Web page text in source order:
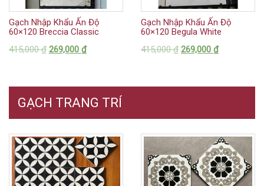
Gạch Nhập Khẩu Ấn Độ
60×120 Breccia Classic
415,000₫ 269,000 ₫
Gạch Nhập Khẩu Ấn Độ
60×120 Begula White
415,000₫ 269,000 ₫
GẠCH TRANG TRÍ